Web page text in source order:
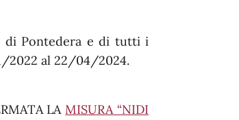
di Pontedera e di tutti i
2022 al 22/04/2024.
LAMISURA “NIDI